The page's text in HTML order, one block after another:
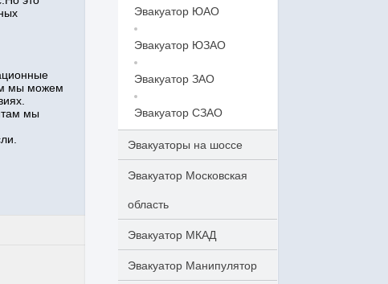
мы можем
мы
Эвакуатор ЮАО
Эвакуатор ЮЗАО
Эвакуатор ЗАО
Эвакуатор СЗАО
Эвакуаторы на шоссе
Эвакуатор Московская
область
Эвакуатор МКАД
Эвакуатор Манипулятор